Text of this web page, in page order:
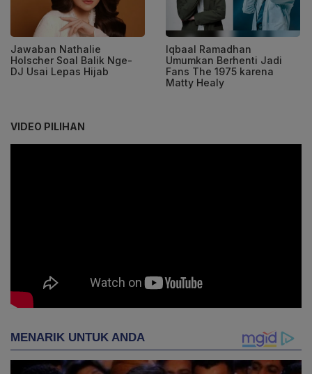
Jawaban Nathalie
Holscher Soal Balik Nge-
DJ Usai Lepas Hijab
Iqbaal Ramadhan
Umumkan Berhenti Jadi
Fans The 1975 karena
Matty Healy
VIDEO PILIHAN